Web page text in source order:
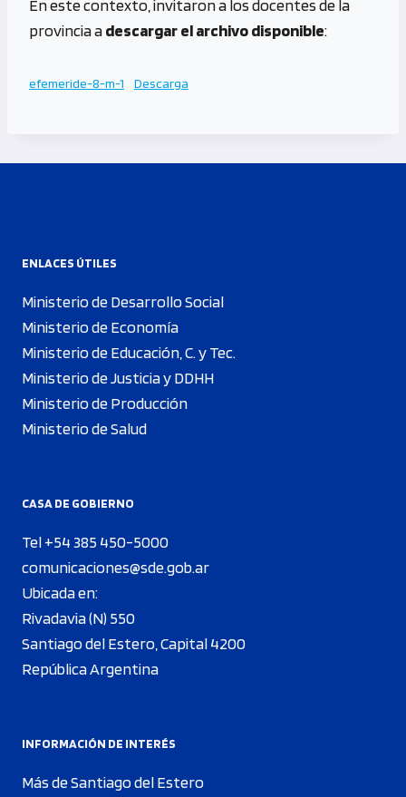
En este contexto, invitaron a los docentes de la
provincia adescargar el archivo disponible:
efemeride-8-m-1 Descarga
ENLACES ÚTILES
Ministerio de Desarrollo Social
Ministerio de Economía
Ministerio de Educación, C. y Tec.
Ministerio de Justicia y DDHH
Ministerio de Producción
Ministerio de Salud
CASA DE GOBIERNO
Tel +54 385 450-5000
comunicaciones@sde.gob.ar
Ubicada en:
Rivadavia (N) 550
Santiago del Estero, Capital 4200
República Argentina
INFORMACIÓN DE INTERÉS
Más de Santiago del Estero